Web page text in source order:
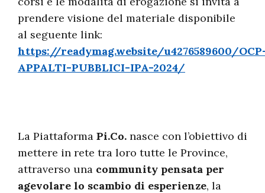
prendere visione del materiale disponibile
al seguente link:
https://readymag.website/u4276589600/
APPALTI-PUBBLICI-IPA-2024/
La Piattaforma Pi.Co. nasce con l’obiettivo di
mettere in rete tra loro tutte le Province,
attraverso una community pensata per
agevolare lo scambio di esperienze, la